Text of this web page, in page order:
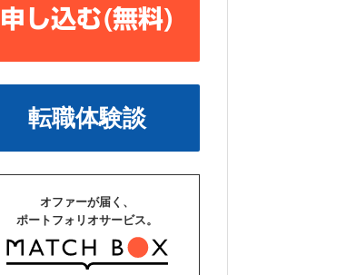
申し込む(無料)
転職体験談
オファーが届く、
ポートフォリオサービス。